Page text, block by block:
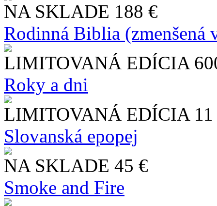
NA SKLADE 188 €
Rodinná Biblia (zmenšená
LIMITOVANÁ EDÍCIA
Roky a dni
LIMITOVANÁ EDÍCIA
Slo​vanská epopej
NA SKLADE 45 €
Smoke and Fire